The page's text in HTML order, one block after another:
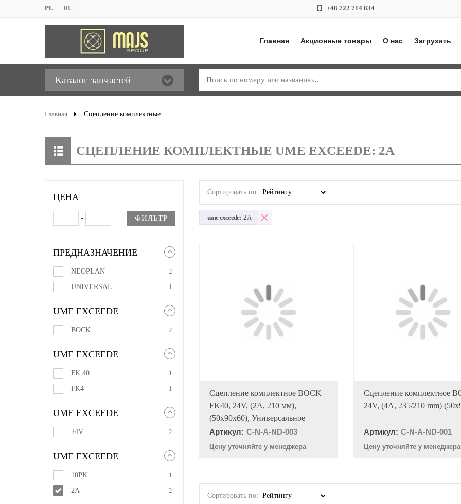
PL RU +48 722 714 834
Главная Акционные товары О нас Загрузить
Каталог запчастей
Главная Сцепление комплектные
СЦЕПЛЕНИЕ КОМПЛЕКТНЫЕ UME EXCEEDE: 2A
ЦЕНА
- ФИЛЬТР
ПРЕДНАЗНАЧЕНИЕ
NEOPLAN
2
UNIVERSAL
1
UME EXCEEDE
BOCK 2
UME EXCEEDE
FK 40
1
FK4
1
UME EXCEEDE
24V 2
UME EXCEEDE
10PK
1
2A
2
Сортировать по:
ume exceede: 2A
В КОРЗИНУ
Сцепление комплектное BOCK
FK40, 24V, (2A, 210 мм),
(50x90x60), Универсальное
Артикул: C-N-A-ND-003
Цену уточняйте у менеджера
В КОРЗИНУ
Сцепление комплектное
24V, (4A, 235/210 mm)
Артикул: C-N-A-ND-001
Цену уточняйте у менеджера
Сортировать по: